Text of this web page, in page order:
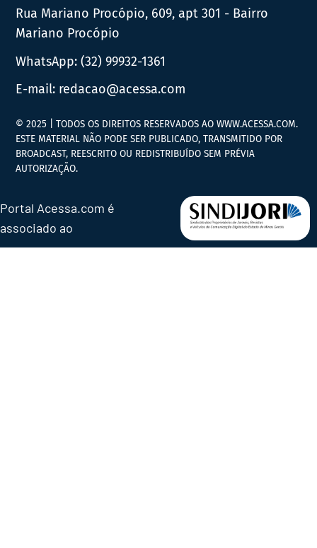
Rua Mariano Procópio, 609, apt 301 - Bairro
Mariano Procópio
WhatsApp:(32) 99932-1361
E-mail: redacao@acessa.com
© 2025 | TODOS OS DIREITOS RESERVADOS AO WWW.ACESSA.COM.
ESTE MATERIAL NÃO PODE SER PUBLICADO, TRANSMITIDO POR
BROADCAST, REESCRITO OU REDISTRIBUÍDO SEM PRÉVIA
AUTORIZAÇÃO.
Portal Acessa.com é
associado ao